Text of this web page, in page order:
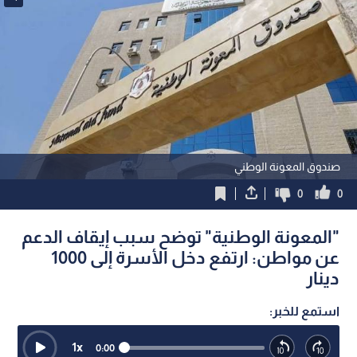
صندوق المعونة الوطني
0
0
"المعونة الوطنية" توضح سبب إيقاف الدعم
عن مواطن: ارتفع دخل الأسرة إلى 1000
دينار
استمع للخبر:
0:00
1x